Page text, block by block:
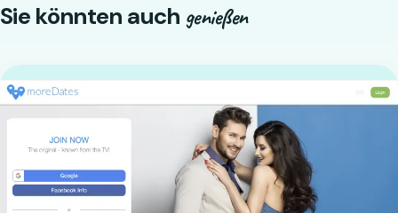
Sie könnten auch genießen